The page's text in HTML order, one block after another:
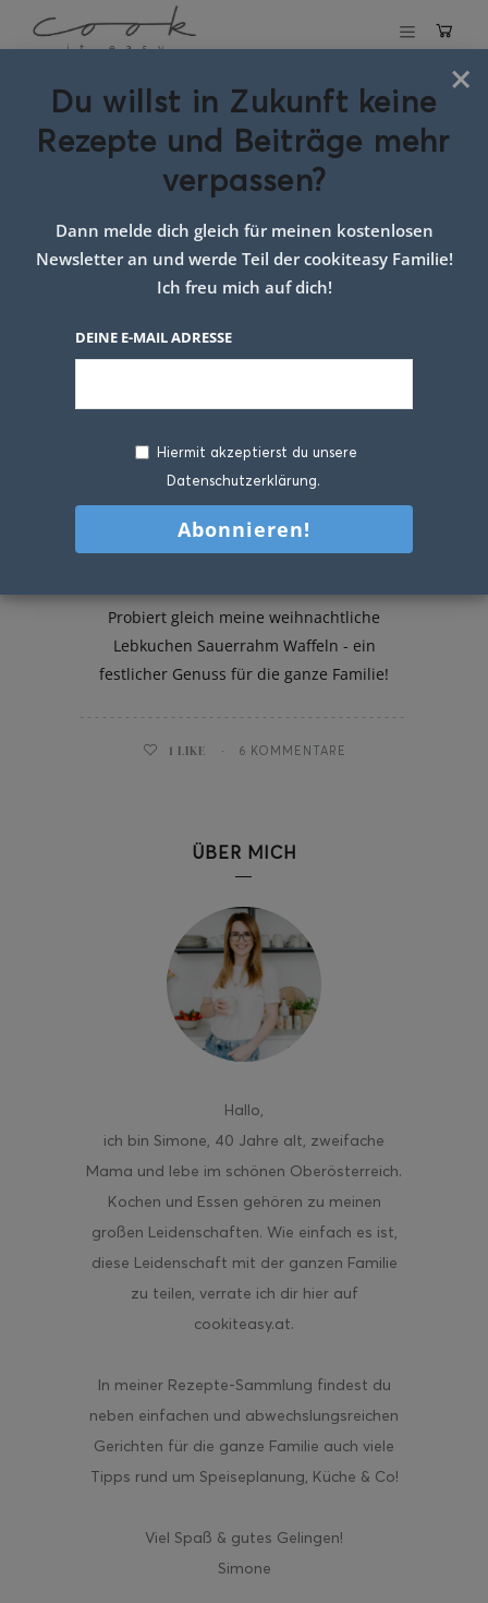
Schlagwort:
dinkel sauerrahm
wafffeln
Probiert gleich meine weihnachtliche
Lebkuchen Sauerrahm Waffeln - ein
festlicher Genuss für die ganze Familie!
1 LIKE 6 KOMMENTARE
ÜBER MICH
Hallo,
ich bin Simone, 40 Jahre alt, zweifache
Mama und lebe im schönen Oberösterreich.
Kochen und Essen gehören zu meinen
großen Leidenschaften. Wie einfach es ist,
diese Leidenschaft mit der ganzen Familie
zu teilen, verrate ich dir hier auf
cookiteasy.at.
In meiner Rezepte-Sammlung findest du
neben einfachen und abwechslungsreichen
Gerichten für die ganze Familie auch viele
Tipps rund um Speiseplanung, Küche & Co!
Viel Spaß & gutes Gelingen!
Simone
×
Du willst in Zukunft keine
Rezepte und Beiträge mehr
verpassen?
Dann melde dich gleich für meinen kostenlosen
Newsletter an und werde Teil der cookiteasy Familie!
Ich freu mich auf dich!
DEINE E-MAIL ADRESSE
Hiermit akzeptierst du unsere
Datenschutzerklärung.